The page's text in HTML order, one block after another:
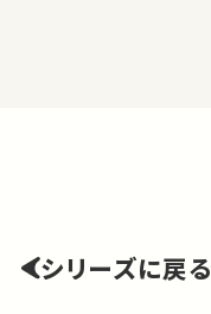
シリーズに戻る